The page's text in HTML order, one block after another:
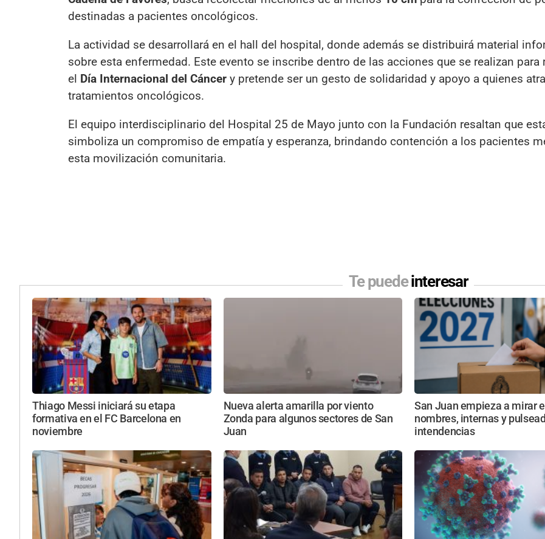
destinadas a pacientes oncológicos.
La actividad se desarrollará en el hall del hospital, donde además se distribuirá material
sobre esta enfermedad. Este evento se inscribe dentro de las acciones que se realizan para
el Día Internacional del Cáncer y pretende ser un gesto de solidaridad y apoyo a quienes
tratamientos oncológicos.
El equipo interdisciplinario del Hospital 25 de Mayo junto con la Fundación resaltan que
simboliza un compromiso de empatía y esperanza, brindando contención a los pacientes
esta movilización comunitaria.
Te puedeinteresar
Thiago Messi iniciará su etapa
formativa en el FC Barcelona en
noviembre
Nueva alerta amarilla por viento
Zonda para algunos sectores de San
Juan
San Juan empieza a mirar
nombres, internas y
intendencias